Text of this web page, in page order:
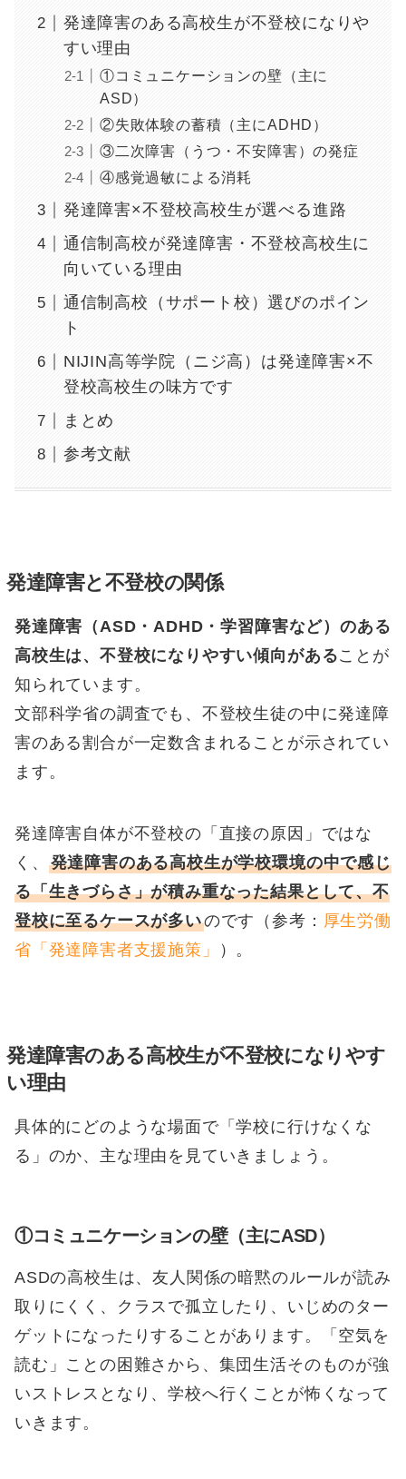
発達障害のある高校生が不登校になりや
すい理由
①コミュニケーションの壁（主に
ASD）
②失敗体験の蓄積（主にADHD）
③二次障害（うつ・不安障害）の発症
④感覚過敏による消耗
発達障害×不登校高校生が選べる進路
通信制高校が発達障害・不登校高校生に
向いている理由
通信制高校（サポート校）選びのポイン
ト
NIJIN高等学院（ニジ高）は発達障害×不
登校高校生の味方です
まとめ
参考文献
発達障害と不登校の関係
発達障害（ASD・ADHD・学習障害など）のある
高校生は、不登校になりやすい傾向があることが
知られています。
文部科学省の調査でも、不登校生徒の中に発達障
害のある割合が一定数含まれることが示されてい
ます。
発達障害自体が不登校の「直接の原因」ではな
く、 発達障害のある高校生が学校環境の中で感じ
る「生きづらさ」が積み重なった結果として、不
登校に至るケースが多いのです（参考： 厚生労働
省「発達障害者支援施策」
）。
発達障害のある高校生が不登校になりやす
い理由
具体的にどのような場面で「学校に行けなくな
る」のか、主な理由を見ていきましょう。
①コミュニケーションの壁（主にASD）
ASDの高校生は、友人関係の暗黙のルールが読み
取りにくく、クラスで孤立したり、いじめのター
ゲットになったりすることがあります。「空気を
読む」ことの困難さから、集団生活そのものが強
いストレスとなり、学校へ行くことが怖くなって
いきます。